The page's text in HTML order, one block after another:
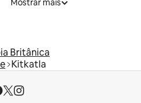
Mostrar mais
Britânica
Kitkatla